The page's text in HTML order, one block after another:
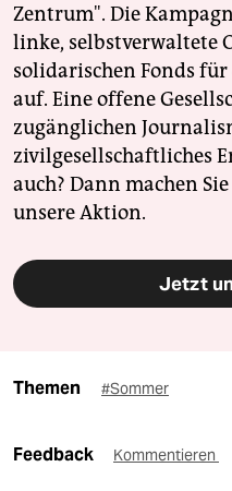
Zentrum". Die
linke, selbstverwaltete
solidarischen Fonds
auf. Eine offene
zugänglichen
zivilgesellschaftliches
auch? Dann machen
unsere Aktion.
Jetzt
Themen #Sommer
Feedback Kommentieren